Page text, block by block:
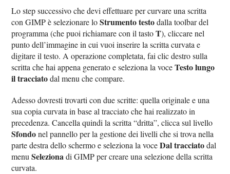
Lo step successivo che devi effettuare per curvare una scritta
con GIMP è selezionare loStrumento testodalla toolbar del
programma (che puoi richiamare con il tastoT), cliccare nel
punto dell’immagine in cui vuoi inserire la scritta curvata e
digitare il testo. A operazione completata, fai clic destro sulla
scritta che hai appena generato e seleziona la voceTesto lungo
il tracciatodal menu che compare.
Adesso dovresti trovarti con due scritte: quella originale e una
sua copia curvata in base al tracciato che hai realizzato in
precedenza. Cancella quindi la scritta “dritta”, clicca sul livello
Sfondonel pannello per la gestione dei livelli che si trova nella
parte destra dello schermo e seleziona la voceDal tracciatodal
menuSelezionadi GIMP per creare una selezione della scritta
curvata.